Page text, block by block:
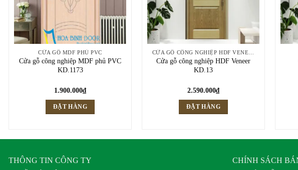
CỬA GỖ MDF PHỦ PVC
Cửa gỗ công nghiệp MDF phủ PVC
KD.1173
1.900.000₫
ĐẶT HÀNG
Cửa gỗ công nghiệp HDF Veneer
KD.13
2.590.000₫
ĐẶT HÀNG
THÔNG TIN CÔNG TY
CHÍNH SÁCH